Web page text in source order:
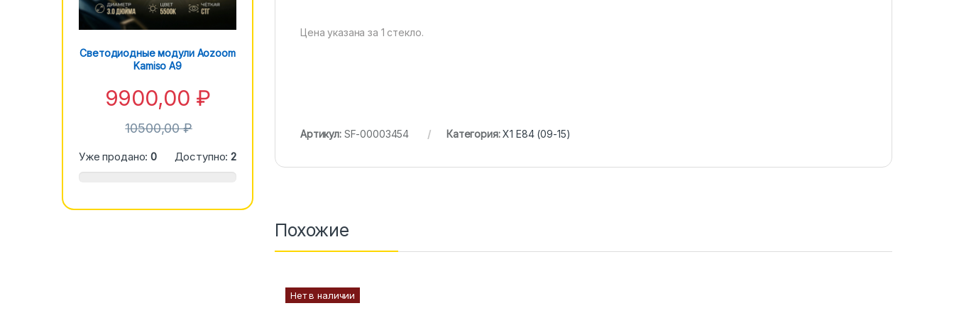
Цена указана за 1 стекло.
Артикул: SF-00003454 Категория:X1 E84 (09-15)
Похожие
Нет в наличии
Светодиодные модули Aozoom
Kamiso A9
9900,00 ₽
10500,00₽
Уже продано:0 Доступно:2